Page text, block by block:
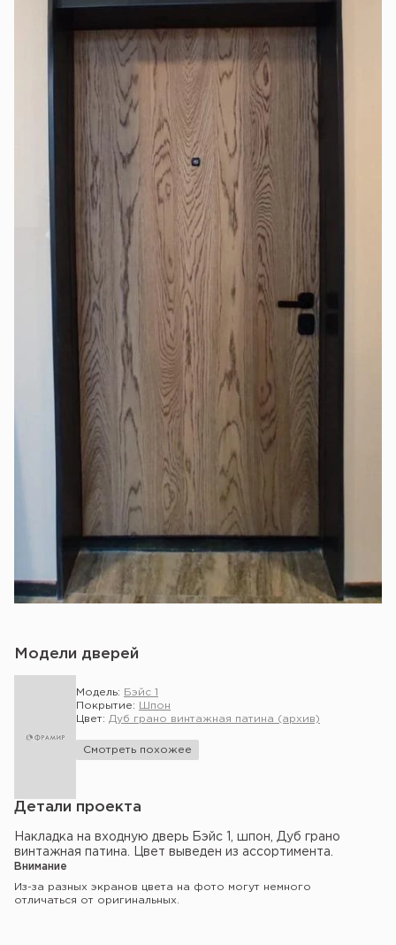
Модели дверей
Модель:
Бэйс 1
Покрытие:
Шпон
Цвет: Дуб грано винтажная патина (архив)
Смотреть похожее
Детали проекта
Накладка на входную дверь Бэйс 1, шпон, Дуб грано
винтажная патина. Цвет выведен из ассортимента.
Внимание
Из-за разных экранов цвета на фото могут немного
отличаться от оригинальных.